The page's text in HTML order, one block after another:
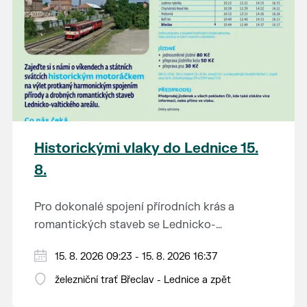
Historickými vlaky do Lednice 15.
8.
Pro dokonalé spojení přírodních krás a
romantických staveb se Lednicko-
Na výlet do této malebné krajiny na jihu
Moravy se vydejte stylově – historickým
Od 1. května do 28. září vás o víkendech a
svátcích mezi Břeclaví a Lednicí sveze
15. 8. 2026 09:23 - 15. 8. 2026 16:37
železniční trať Břeclav - Lednice a zpět